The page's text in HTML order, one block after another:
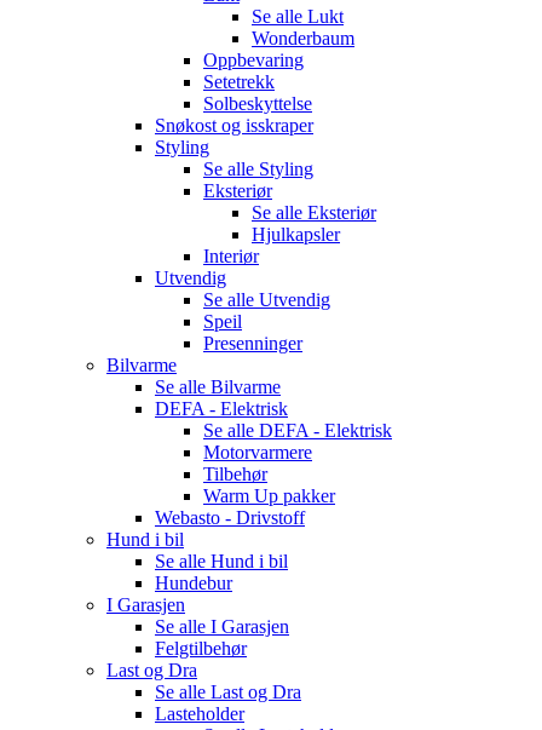
Se alle Lukt
Wonderbaum
Oppbevaring
Setetrekk
Solbeskyttelse
Snøkost og isskraper
Styling
Se alle Styling
Eksteriør
Se alle Eksteriør
Hjulkapsler
Interiør
Utvendig
Se alle Utvendig
Speil
Presenninger
Bilvarme
Se alle Bilvarme
DEFA - Elektrisk
Se alle DEFA - Elektrisk
Motorvarmere
Tilbehør
Warm Up pakker
Webasto - Drivstoff
Hund i bil
Se alle Hund i bil
Hundebur
I Garasjen
Se alle I Garasjen
Felgtilbehør
Last og Dra
Se alle Last og Dra
Lasteholder